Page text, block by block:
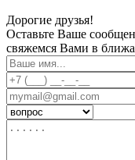
Дорогие друзья!
Оставьте Ваше
свяжемся Вами в